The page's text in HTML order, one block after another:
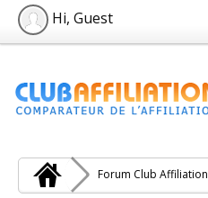
Hi, Guest
Forum Club Affiliation